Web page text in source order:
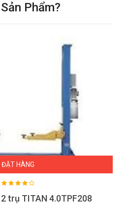
Phẩm?
ĐẶT HÀNG
trụ TITAN 4.0TPF208